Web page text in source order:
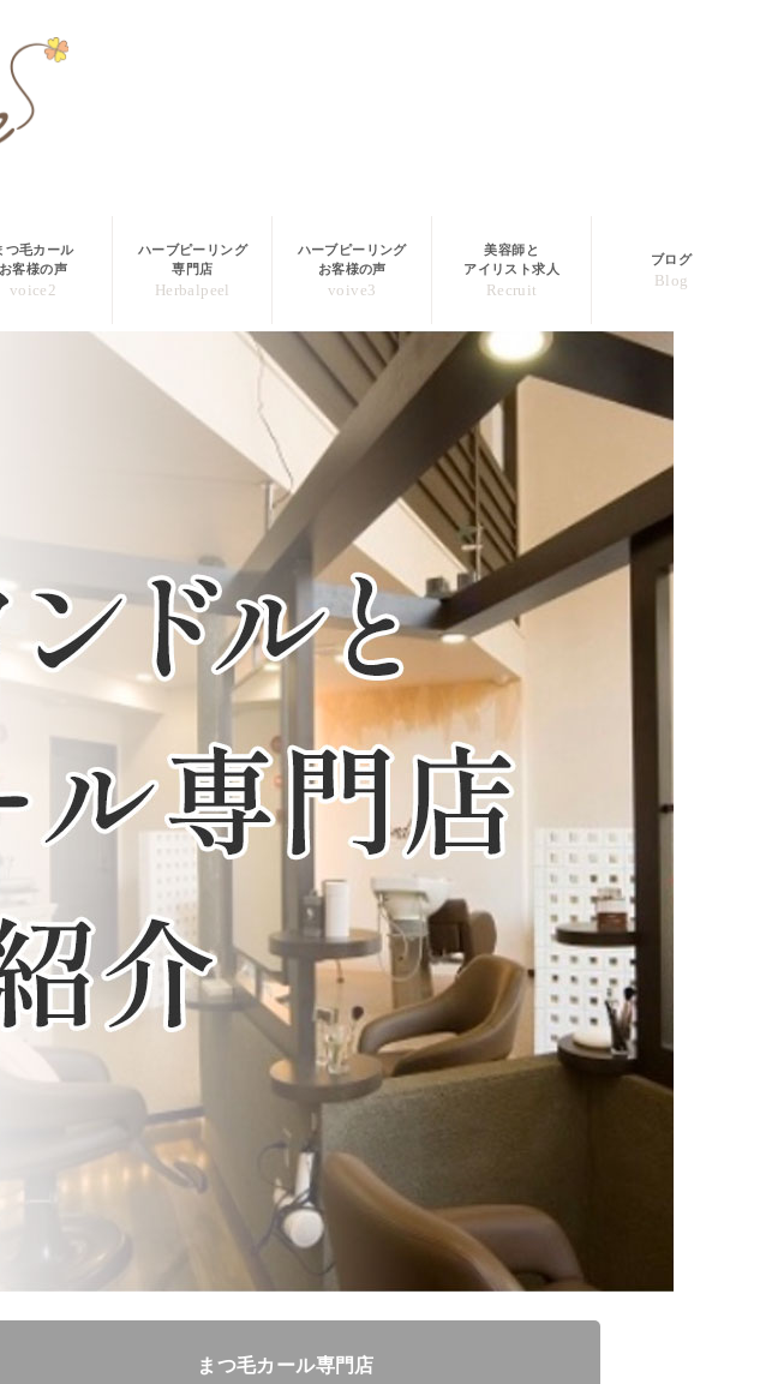
つ毛カール
お客様の声
voice2
ハーブピーリング
専門店
Herbalpeel
ハーブピーリング
お客様の声
voive3
美容師と
アイリスト求人
Recruit
ブログ
Blog
まつ毛カール専門店